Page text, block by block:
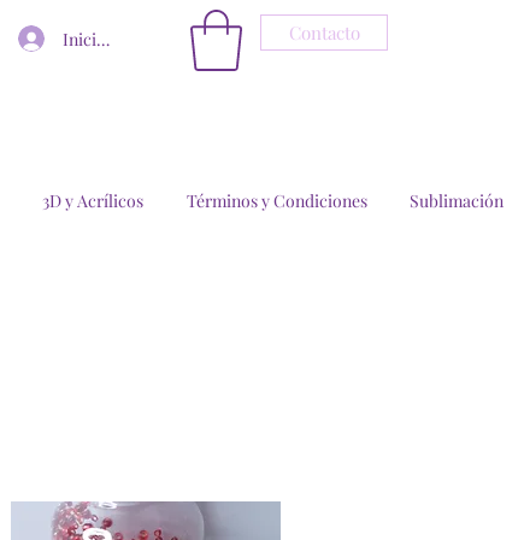
Iniciar sesión Contacto
3D y Acrílicos Términos y Condiciones Sublimación